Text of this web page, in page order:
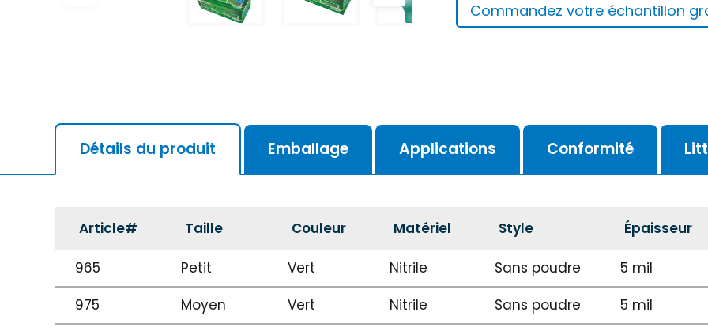
Commandez votre échantillon
Détails du produit Emballage Applications Conformité
Article# Taille Couleur Matériel Style Épaisseur
965 Petit Vert Nitrile Sans poudre
5 mil
975
Moyen Vert Nitrile Sans poudre
5 mil